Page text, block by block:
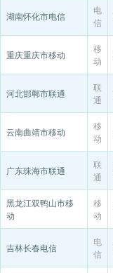
湖南怀化市电信
电
信
重庆重庆市移动
移
动
河北邯郸市联通
联
通
云南曲靖市移动
移
动
广东珠海市联通
联
通
黑龙江双鸭山市移
动
移
动
吉林长春电信
电
信